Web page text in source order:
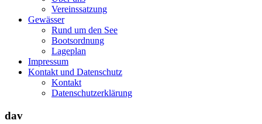
Vereinssatzung
Gewässer
Rund um den See
Bootsordnung
Lageplan
Impressum
Kontakt und Datenschutz
Kontakt
Datenschutzerklärung
dav